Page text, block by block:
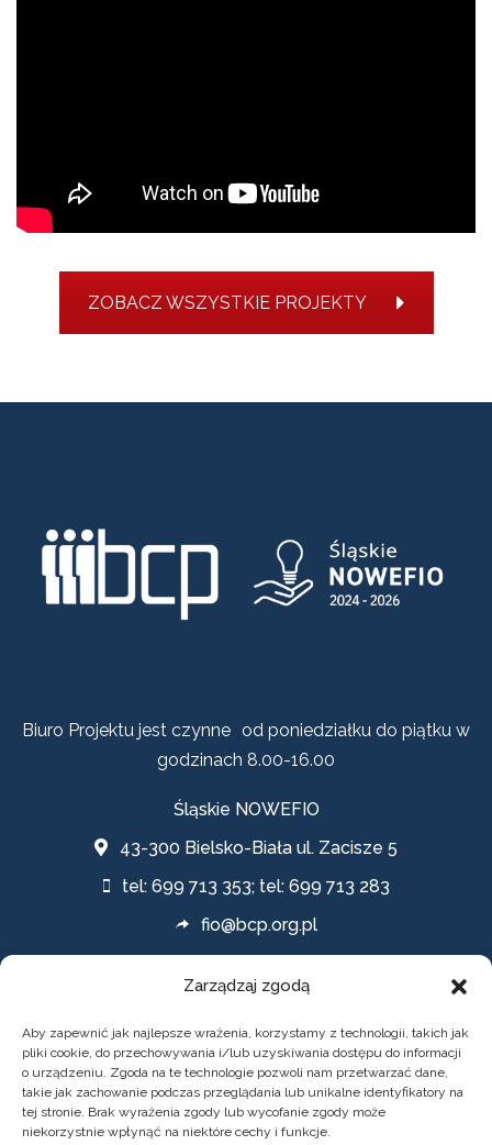
Zarządzaj zgodą
Aby zapewnić jak najlepsze wrażenia, korzystamy z technologii, takich jak
pliki cookie, do przechowywania i/lub uzyskiwania dostępu do informacji
o urządzeniu. Zgoda na te technologie pozwoli nam przetwarzać dane,
takie jak zachowanie podczas przeglądania lub unikalne identyfikatory na
tej stronie. Brak wyrażenia zgody lub wycofanie zgody może
niekorzystnie wpłynąć na niektóre cechy i funkcje.
ZOBACZ WSZYSTKIE PROJEKTY
Biuro Projektu jest czynne od poniedziałku do piątku w
godzinach 8.00-16.00
Śląskie NOWEFIO
43-300 Bielsko-Biała ul. Zacisze 5
tel: 699 713 353; tel: 699 713 283
fio@bcp.org.pl
Polityki
POLITYKA PRYWATNOŚCI
DEKLARACJA DOSTĘPNOŚCI